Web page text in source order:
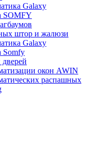
Galaxy
SOMFY
штор и жалюзи
Galaxy
Somfy
окон AWIN
распашных